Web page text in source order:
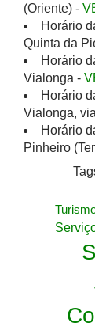
(Oriente) -
Horário
Quinta da
Horário
Vialonga -
Horário
Vialonga,
Horário
Pinheiro